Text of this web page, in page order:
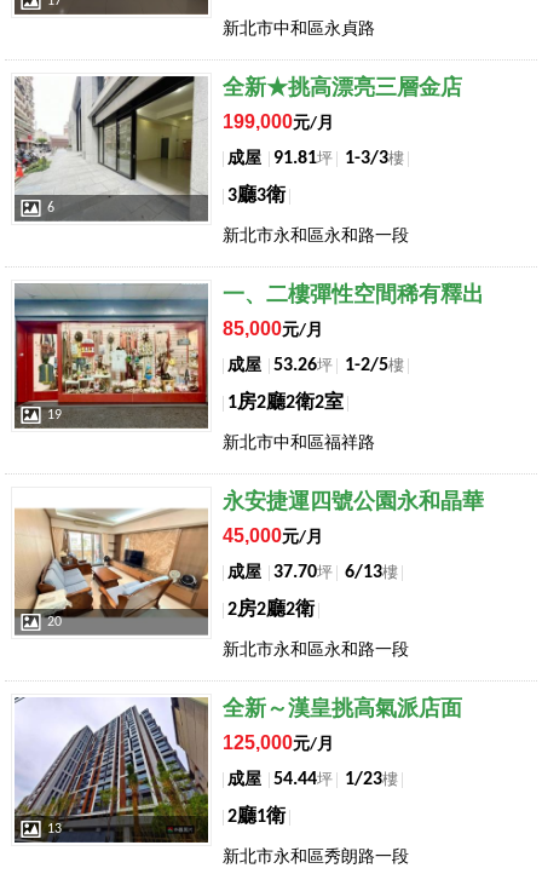
新北市中和區永貞路
店長推薦
6
全新★挑高漂亮三層金店
199,000元/月
成屋
91.81坪 1-3/3樓
3廳3衛
新北市永和區永和路一段
店長推薦
19
一、二樓彈性空間稀有釋出
85,000元/月
成屋
53.26坪 1-2/5樓
1房2廳2衛2室
新北市中和區福祥路
20
永安捷運四號公園永和晶華
45,000元/月
成屋
37.70坪 6/13樓
2房2廳2衛
新北市永和區永和路一段
店長推薦
13
全新～漢皇挑高氣派店面
125,000元/月
成屋
54.44坪 1/23樓
2廳1衛
新北市永和區秀朗路一段